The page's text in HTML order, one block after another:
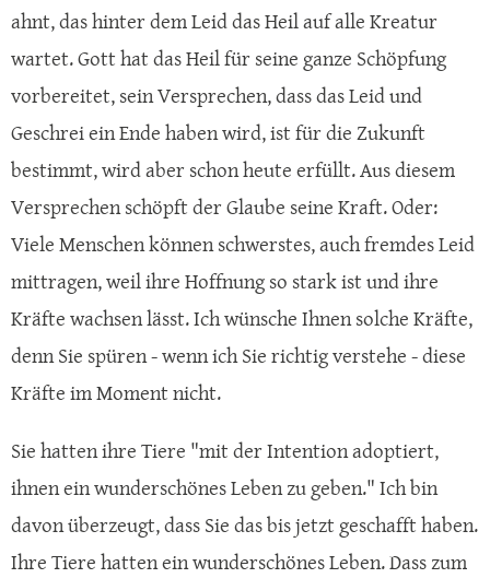
ahnt, das hinter dem Leid das Heil auf alle Kreatur
wartet. Gott hat das Heil für seine ganze Schöpfung
vorbereitet, sein Versprechen, dass das Leid und
Geschrei ein Ende haben wird, ist für die Zukunft
bestimmt, wird aber schon heute erfüllt. Aus diesem
Versprechen schöpft der Glaube seine Kraft. Oder:
Viele Menschen können schwerstes, auch fremdes Leid
mittragen, weil ihre Hoffnung so stark ist und ihre
Kräfte wachsen lässt. Ich wünsche Ihnen solche Kräfte,
denn Sie spüren - wenn ich Sie richtig verstehe - diese
Kräfte im Moment nicht.
Sie hatten ihre Tiere "mit der Intention adoptiert,
ihnen ein wunderschönes Leben zu geben." Ich bin
davon überzeugt, dass Sie das bis jetzt geschafft haben.
Ihre Tiere hatten ein wunderschönes Leben. Dass zum